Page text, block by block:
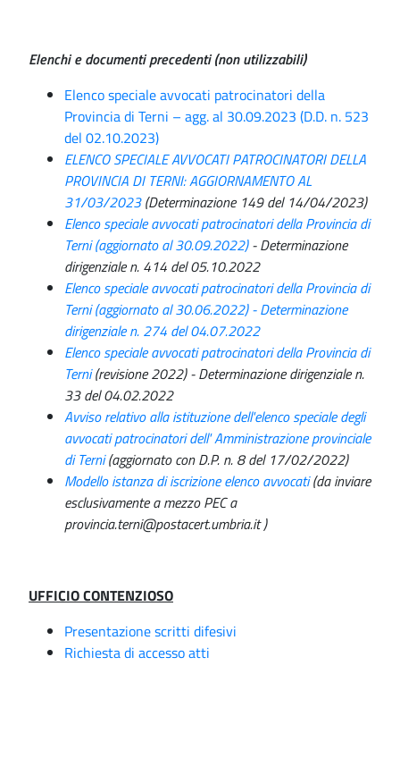
Elenchi e documenti precedenti (non utilizzabili)
Elenco speciale avvocati patrocinatori della
Provincia di Terni – agg. al 30.09.2023 (D.D. n. 523
del 02.10.2023)
ELENCO SPECIALE AVVOCATI PATROCINATORI DELLA
PROVINCIA DI TERNI: AGGIORNAMENTO AL
31/03/2023(Determinazione 149 del 14/04/2023)
Elenco speciale avvocati patrocinatori della Provincia di
Terni (aggiornato al 30.09.2022)- Determinazione
dirigenziale n. 414 del 05.10.2022
Elenco speciale avvocati patrocinatori della Provincia di
Terni (aggiornato al 30.06.2022) - Determinazione
dirigenziale n. 274 del 04.07.2022
Elenco speciale avvocati patrocinatori della Provincia di
Terni(revisione 2022) - Determinazione dirigenziale n.
33 del 04.02.2022
Avviso relativo alla istituzione dell'elenco speciale degli
avvocati patrocinatori dell' Amministrazione provinciale
di Terni(aggiornato con D.P. n. 8 del 17/02/2022)
Modello istanza di iscrizione elenco avvocati(da inviare
esclusivamente a mezzo PEC a
provincia.terni@postacert.umbria.it )
UFFICIO CONTENZIOSO
Presentazione scritti difesivi
Richiesta di accesso atti